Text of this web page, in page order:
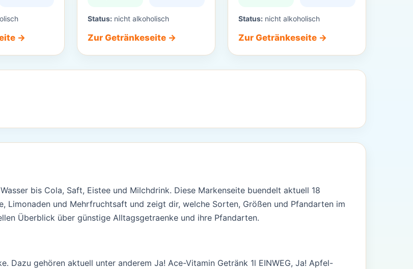
→
Status: nicht alkoholisch
Zur Getränkeseite →
Status: nicht alkoholisch
Zur Getränkeseite →
bis Cola, Saft, Eistee und Milchdrink. Diese Markenseite buendelt aktuell 18
Limonaden und Mehrfruchtsaft und zeigt dir, welche Sorten, Größen und Pfandarten im
Überblick über günstige Alltagsgetraenke und ihre Pfandarten.
Dazu gehören aktuell unter anderem Ja! Ace-Vitamin Getränk 1l EINWEG, Ja! Apfel-